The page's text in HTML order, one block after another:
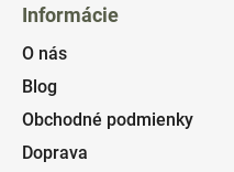
Informácie
O nás
Blog
Obchodné podmienky
Doprava